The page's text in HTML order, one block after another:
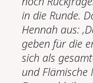
in die Runde.
Hennah aus:
geben für die
sich als
und Flämische